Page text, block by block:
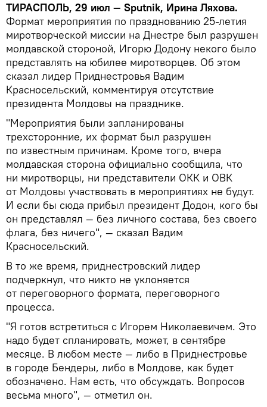
ТИРАСПОЛЬ, 29 июл — Sputnik, Ирина Ляхова.
Формат мероприятия по празднованию 25-летия
миротворческой миссии на Днестре был разрушен
молдавской стороной, Игорю Додону некого было
представлять на юбилее миротворцев. Об этом
сказал лидер Приднестровья Вадим
Красносельский, комментируя отсутствие
президента Молдовы на празднике.
"Мероприятия были запланированы
трехсторонние, их формат был разрушен
по известным причинам. Кроме того, вчера
молдавская сторона официально сообщила, что
ни миротворцы, ни представители ОКК и ОВК
от Молдовы участвовать в мероприятиях не будут.
И если бы сюда прибыл президент Додон, кого бы
он представлял — без личного состава, без своего
флага, без ничего", — сказал Вадим
Красносельский.
В то же время, приднестровский лидер
подчеркнул, что никто не уклоняется
от переговорного формата, переговорного
процесса.
"Я готов встретиться с Игорем Николаевичем. Это
надо будет спланировать, может, в сентябре
месяце. В любом месте — либо в Приднестровье
в городе Бендеры, либо в Молдове, как будет
обозначено. Нам есть, что обсуждать. Вопросов
весьма много", — отметил он.